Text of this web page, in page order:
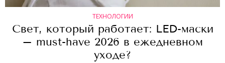
ТЕХНОЛОГИИ
Свет, который работает: LED-маски
– must-have 2026 в ежедневном
уходе?